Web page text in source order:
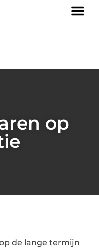
op
de lange termijn